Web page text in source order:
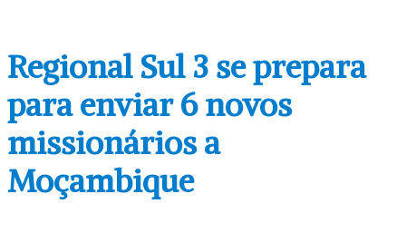
Regional Sul 3 se prepara
para enviar 6 novos
missionários a
Moçambique